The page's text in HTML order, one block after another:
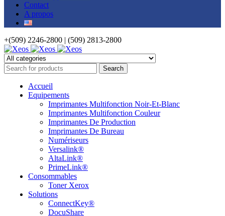
Contact
A propos
+(509) 2246-2800 | (509) 2813-2800
Accueil
Equipements
Imprimantes Multifonction Noir-Et-Blanc
Imprimantes Multifonction Couleur
Imprimantes De Production
Imprimantes De Bureau
Numériseurs
Versalink®
AltaLink®
PrimeLink®
Consommables
Toner Xerox
Solutions
ConnectKey®
DocuShare